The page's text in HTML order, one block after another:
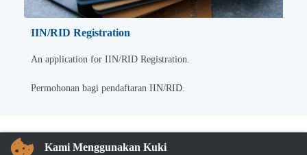
IIN/RID Registration
An application for IIN/RID Registration.
Permohonan bagi pendaftaran IIN/RID.
Kami Menggunakan Kuki